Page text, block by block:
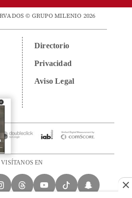
© GRUPO MILENIO 2026
Directorio
Privacidad
Aviso Legal
VISÍTANOS EN